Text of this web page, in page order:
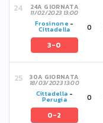
24A GIORNATA
11/02/2023 13:00
Frosinone -
Cittadella
3-0
0
30A GIORNATA
18/03/2023 13:00
Cittadella -
Perugia
0-2
0